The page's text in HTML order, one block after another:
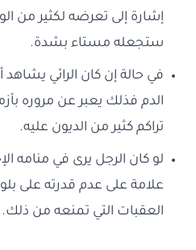
إشارة إلى تعرضه لكثير من
ستجعله مستاء بشدة.
في حالة إن كان الرائي يشاهد
الدم فذلك يعبر عن مروره
تراكم كثير من الديون عليه.
لو كان الرجل يرى في منامه
علامة على عدم قدرته على
العقبات التي تمنعه من ذلك.